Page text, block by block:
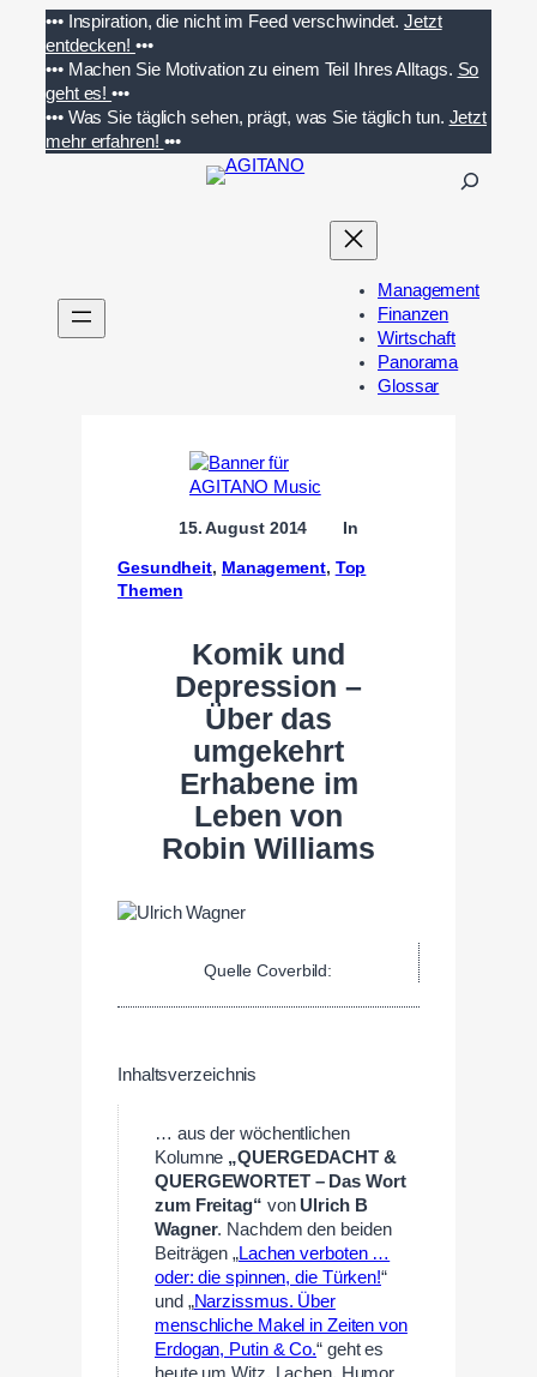
Inhalt
springen
••• Inspiration, die nicht im Feed verschwindet. Jetzt
entdecken! •••
••• Machen Sie Motivation zu einem Teil Ihres Alltags. So
geht es!•••
••• Was Sie täglich sehen, prägt, was Sie täglich tun. Jetzt
mehr erfahren! •••
n
Management
Finanzen
Wirtschaft
Panorama
Glossar
15. August 2014 In
Gesundheit, Management, Top
Themen
Komik und
Depression –
Über das
umgekehrt
Erhabene im
Leben von
Robin Williams
Quelle Coverbild:
Inhaltsverzeichnis
… aus der wöchentlichen
Kolumne „QUERGEDACHT &
QUERGEWORTET – Das Wort
zum Freitag“ von Ulrich B
Wagner. Nachdem den beiden
Beiträgen „Lachen verboten …
oder: die spinnen, die Türken!“
und „Narzissmus. Über
menschliche Makel in Zeiten von
Erdogan, Putin & Co.“ geht es